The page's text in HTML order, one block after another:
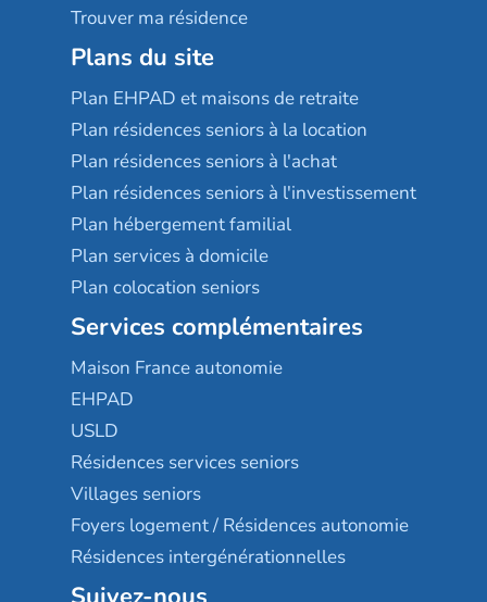
Trouver ma résidence
Plans du site
Plan EHPAD et maisons de retraite
Plan résidences seniors à la location
Plan résidences seniors à l'achat
Plan résidences seniors à l'investissement
Plan hébergement familial
Plan services à domicile
Plan colocation seniors
Services complémentaires
Maison France autonomie
EHPAD
USLD
Résidences services seniors
Villages seniors
Foyers logement / Résidences autonomie
Résidences intergénérationnelles